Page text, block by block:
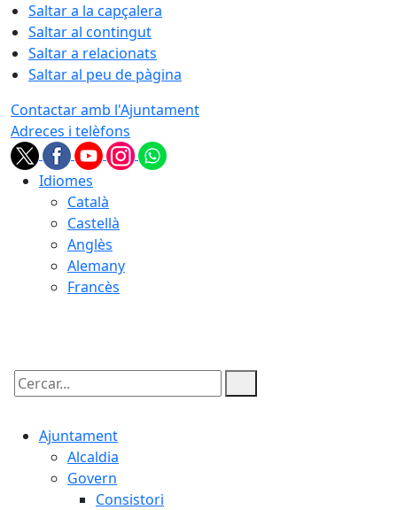
Saltar a la capçalera
Saltar al contingut
Saltar a relacionats
Saltar al peu de pàgina
Contactar amb l'Ajuntament
Adreces i telèfons
Idiomes
Català
Castellà
Anglès
Alemany
Francès
Cercar:
Ajuntament
Alcaldia
Govern
Consistori